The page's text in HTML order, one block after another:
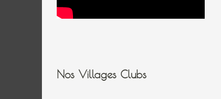
Nos Villages Clubs